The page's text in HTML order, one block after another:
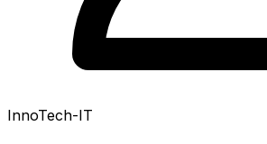
InnoTech-IT